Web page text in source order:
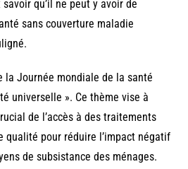
qu’il ne peut y avoir de
sans couverture maladie
la Journée mondiale de la santé
universelle ». Ce thème vise à
de l’accès à des traitements
qualité pour réduire l’impact négatif
de subsistance des ménages.